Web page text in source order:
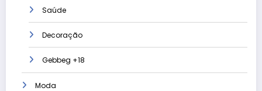
Saúde
Decoração
Gebbeg +18
Moda